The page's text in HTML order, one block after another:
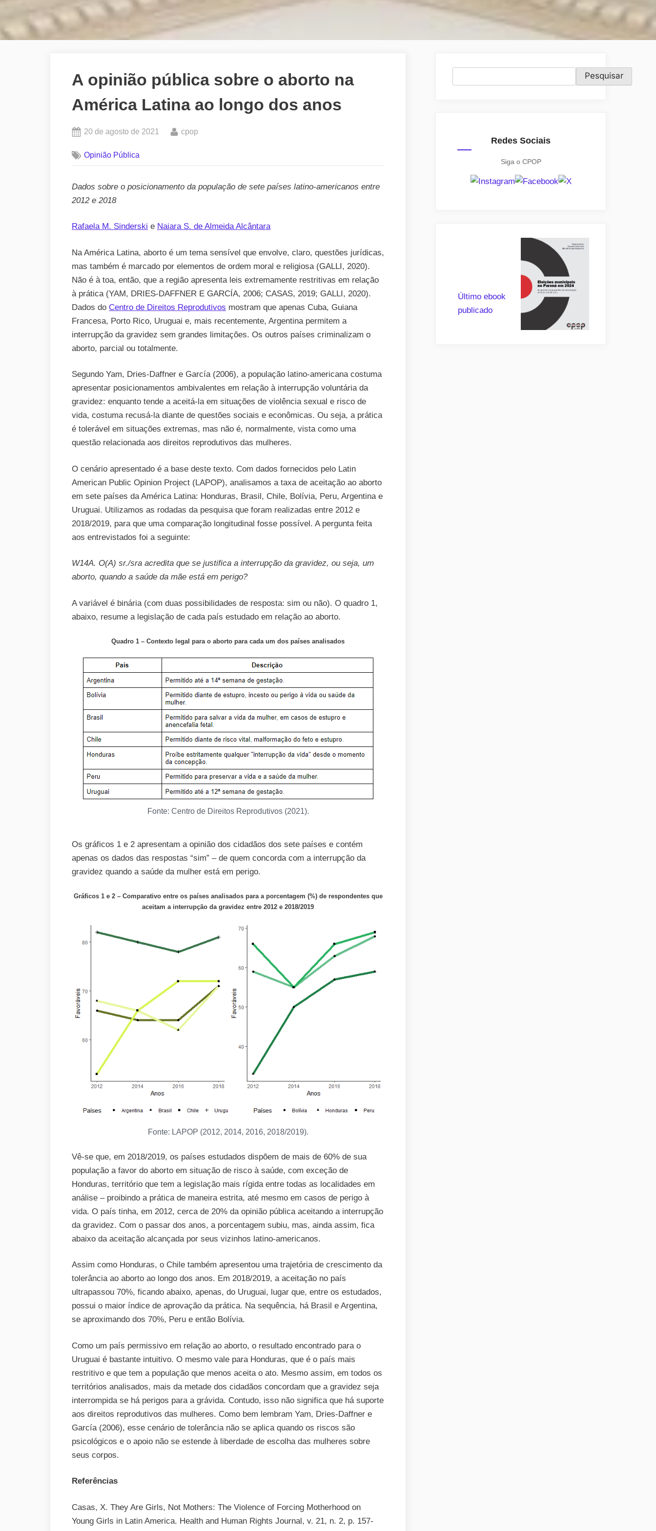
A opinião pública sobre o aborto na
América Latina ao longo dos anos
Posted
20 de agosto de 2021 By
cpop
Opinião Pública
Dados sobre o posicionamento da população de sete países latino-americanos entre
2012 e 2018
Rafaela M. Sinderski e Naiara S. de Almeida Alcântara
Na América Latina, aborto é um tema sensível que envolve, claro, questões jurídicas,
mas também é marcado por elementos de ordem moral e religiosa (GALLI, 2020).
Não é à toa, então, que a região apresenta leis extremamente restritivas em relação
à prática (YAM, DRIES-DAFFNER E GARCÍA, 2006; CASAS, 2019; GALLI, 2020).
Dados do Centro de Direitos Reprodutivos mostram que apenas Cuba, Guiana
Francesa, Porto Rico, Uruguai e, mais recentemente, Argentina permitem a
interrupção da gravidez sem grandes limitações. Os outros países criminalizam o
aborto, parcial ou totalmente.
Segundo Yam, Dries-Daffner e García (2006), a população latino-americana costuma
apresentar posicionamentos ambivalentes em relação à interrupção voluntária da
gravidez: enquanto tende a aceitá-la em situações de violência sexual e risco de
vida, costuma recusá-la diante de questões sociais e econômicas. Ou seja, a prática
é tolerável em situações extremas, mas não é, normalmente, vista como uma
questão relacionada aos direitos reprodutivos das mulheres.
O cenário apresentado é a base deste texto. Com dados fornecidos pelo Latin
American Public Opinion Project (LAPOP), analisamos a taxa de aceitação ao aborto
em sete países da América Latina: Honduras, Brasil, Chile, Bolívia, Peru, Argentina e
Uruguai. Utilizamos as rodadas da pesquisa que foram realizadas entre 2012 e
2018/2019, para que uma comparação longitudinal fosse possível. A pergunta feita
aos entrevistados foi a seguinte:
W14A. O(A) sr./sra acredita que se justifica a interrupção da gravidez, ou seja, um
aborto, quando a saúde da mãe está em perigo?
A variável é binária (com duas possibilidades de resposta: sim ou não). O quadro 1,
abaixo, resume a legislação de cada país estudado em relação ao aborto.
Quadro 1 – Contexto legal para o aborto para cada um dos países analisados
Fonte: Centro de Direitos Reprodutivos (2021).
Os gráficos 1 e 2 apresentam a opinião dos cidadãos dos sete países e contém
apenas os dados das respostas “sim” – de quem concorda com a interrupção da
gravidez quando a saúde da mulher está em perigo.
Gráficos 1 e 2 – Comparativo entre os países analisados para a porcentagem (%) de respondentes que
aceitam a interrupção da gravidez entre 2012 e 2018/2019
Fonte: LAPOP (2012, 2014, 2016, 2018/2019).
Vê-se que, em 2018/2019, os países estudados dispõem de mais de 60% de sua
população a favor do aborto em situação de risco à saúde, com exceção de
Honduras, território que tem a legislação mais rígida entre todas as localidades em
análise – proibindo a prática de maneira estrita, até mesmo em casos de perigo à
vida. O país tinha, em 2012, cerca de 20% da opinião pública aceitando a interrupção
da gravidez. Com o passar dos anos, a porcentagem subiu, mas, ainda assim, fica
abaixo da aceitação alcançada por seus vizinhos latino-americanos.
Assim como Honduras, o Chile também apresentou uma trajetória de crescimento da
tolerância ao aborto ao longo dos anos. Em 2018/2019, a aceitação no país
ultrapassou 70%, ficando abaixo, apenas, do Uruguai, lugar que, entre os estudados,
possui o maior índice de aprovação da prática. Na sequência, há Brasil e Argentina,
se aproximando dos 70%, Peru e então Bolívia.
Como um país permissivo em relação ao aborto, o resultado encontrado para o
Uruguai é bastante intuitivo. O mesmo vale para Honduras, que é o país mais
restritivo e que tem a população que menos aceita o ato. Mesmo assim, em todos os
territórios analisados, mais da metade dos cidadãos concordam que a gravidez seja
interrompida se há perigos para a grávida. Contudo, isso não significa que há suporte
aos direitos reprodutivos das mulheres. Como bem lembram Yam, Dries-Daffner e
García (2006), esse cenário de tolerância não se aplica quando os riscos são
psicológicos e o apoio não se estende à liberdade de escolha das mulheres sobre
seus corpos.
Referências
Casas, X. They Are Girls, Not Mothers: The Violence of Forcing Motherhood on
Young Girls in Latin America. Health and Human Rights Journal, v. 21, n. 2, p. 157-
Pesquisar
Redes Sociais
Siga o CPOP
Último ebook
publicado